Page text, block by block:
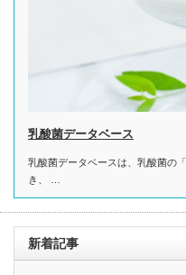
乳酸菌データベース
乳酸菌データベースは、乳酸菌の
き、 …
新着記事